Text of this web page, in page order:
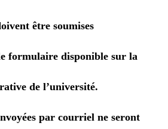
être soumises
formulaire disponible sur la
de l’université.
par courriel ne seront